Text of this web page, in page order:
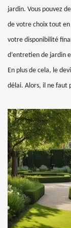
jardin. Vous pouvez
de votre choix tout
votre disponibilité
d’entretien de jardin
En plus de cela, le
délai. Alors, il ne faut